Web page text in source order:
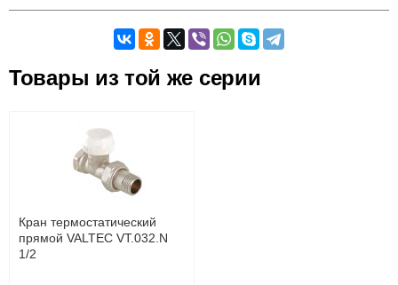
Оставьте отзыв
Доставка сантехники по Москве и Московской области
Наличный расчёт
Банковской картой на сайте в режиме реального
времени
Банковской картой при получении товара как при
Интернет-деньгами (Yandex-деньги, Web-money,
Qiwi-кошельки и другие).
Типы Радиаторов
радиатор состоит из 2 стальных листов,
которые имеют выштампованные углубления,
Товары из той же серии
Кран термостатический
прямой VALTEC VT.032.N
1/2